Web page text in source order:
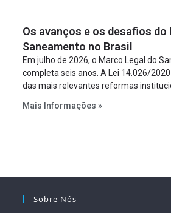
projeto a projeto.
Os avanços e os desafios do
Saneamento no Brasil
Em julho de 2026, o Marco Legal do
completa seis anos. A Lei 14.026/
das mais relevantes reformas
serviços, ampliar a participação da
Mais Informações »
Sobre Nós